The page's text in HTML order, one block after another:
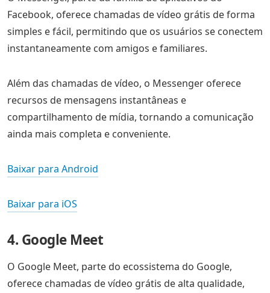
Facebook, oferece chamadas de vídeo grátis de forma
simples e fácil, permitindo que os usuários se conectem
instantaneamente com amigos e familiares.
Além das chamadas de vídeo, o Messenger oferece
recursos de mensagens instantâneas e
compartilhamento de mídia, tornando a comunicação
ainda mais completa e conveniente.
Baixar para Android
Baixar para iOS
4. Google Meet
O Google Meet, parte do ecossistema do Google,
oferece chamadas de vídeo grátis de alta qualidade,